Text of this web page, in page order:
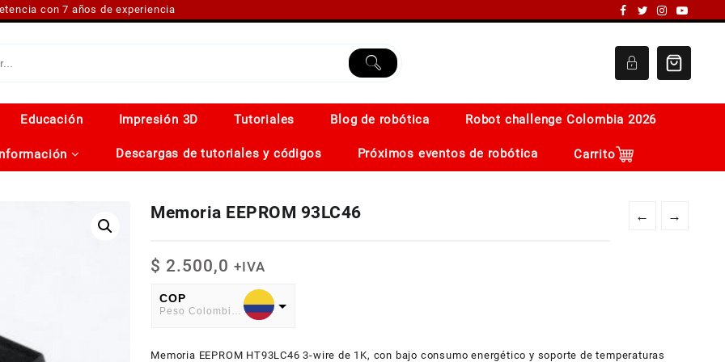
con 7 años de experiencia
Educación Impresión 3D Tutoriales Blog de robótica Robot challenge Colombia 2026
Descargas de tutoriales y códigos Próximos eventos de robótica Carrito
← →
Memoria EEPROM 93LC46
$ 2.500,0 +IVA
COP
Peso Colombiano
American Dollar
Memoria EEPROM HT93LC46 3-wire de 1K, con bajo consumo energético y soporte de temperaturas